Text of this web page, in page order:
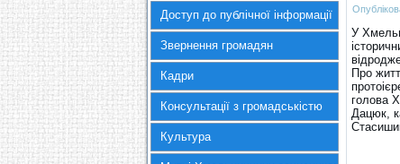
Доступ до публічної інформації
Звернення громадян
Кадри
Консультації з громадськістю
Культура
У
Про
голова
Дацюк,